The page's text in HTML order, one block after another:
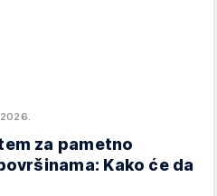
za pametno
Kako će da